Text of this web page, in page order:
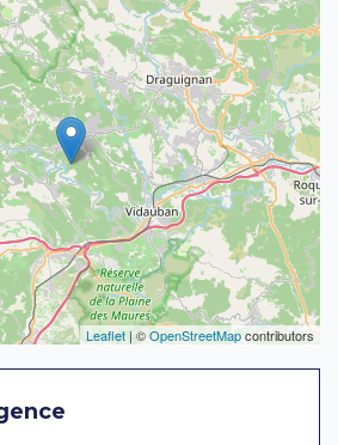
Leaflet | ©OpenStreetMapcontributors